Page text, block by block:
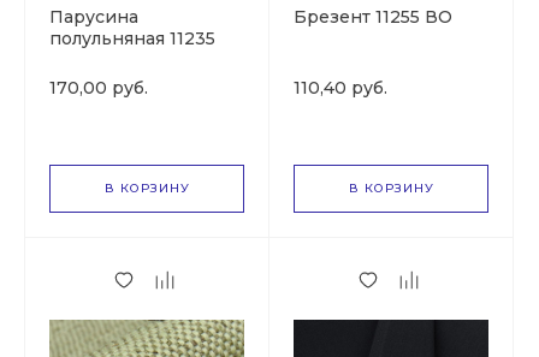
Парусина
полульняная 11235
170,00 руб.
В КОРЗИНУ
Брезент 11255 ВО
110,40 руб.
В КОРЗИНУ